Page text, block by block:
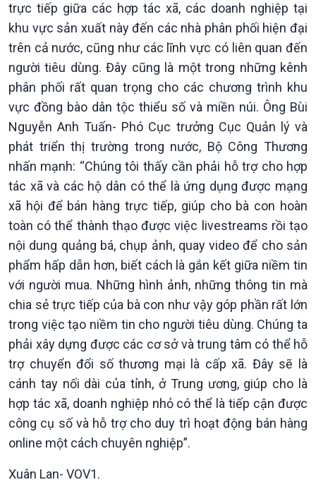
Podcast
Góc nhìn VOV1
Bình luận
10 phút Sự kiện - Luận bàn
Câu chuyện thời sự
Dòng chảy sự kiện
Đối thoại
Diễn đàn chủ nhật
Chuyện đêm
trực tiếp giữa các hợp tác xã, các doanh nghiệp tại
khu vực sản xuất này đến các nhà phân phối hiện đại
trên cả nước, cũng như các lĩnh vực có liên quan đến
người tiêu dùng. Đây cũng là một trong những kênh
phân phối rất quan trọng cho các chương trình khu
vực đồng bào dân tộc thiểu số và miền núi. Ông Bùi
Nguyễn Anh Tuấn- Phó Cục trưởng Cục Quản lý và
phát triển thị trường trong nước, Bộ Công Thương
nhấn mạnh: “Chúng tôi thấy cần phải hỗ trợ cho hợp
tác xã và các hộ dân có thể là ứng dụng được mạng
xã hội để bán hàng trực tiếp, giúp cho bà con hoàn
toàn có thể thành thạo được việc livestreams rồi tạo
nội dung quảng bá, chụp ảnh, quay video để cho sản
phẩm hấp dẫn hơn, biết cách là gắn kết giữa niềm tin
với người mua. Những hình ảnh, những thông tin mà
chia sẻ trực tiếp của bà con như vậy góp phần rất lớn
trong việc tạo niềm tin cho người tiêu dùng. Chúng ta
phải xây dựng được các cơ sở và trung tâm có thể hỗ
trợ chuyển đổi số thương mại là cấp xã. Đây sẽ là
cánh tay nối dài của tỉnh, ở Trung ương, giúp cho là
hợp tác xã, doanh nghiệp nhỏ có thể là tiếp cận được
công cụ số và hỗ trợ cho duy trì hoạt động bán hàng
online một cách chuyên nghiệp”.
Xuân Lan- VOV1.